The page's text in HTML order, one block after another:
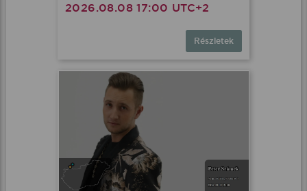
2026.08.08 17:00 UTC+2
Részletek